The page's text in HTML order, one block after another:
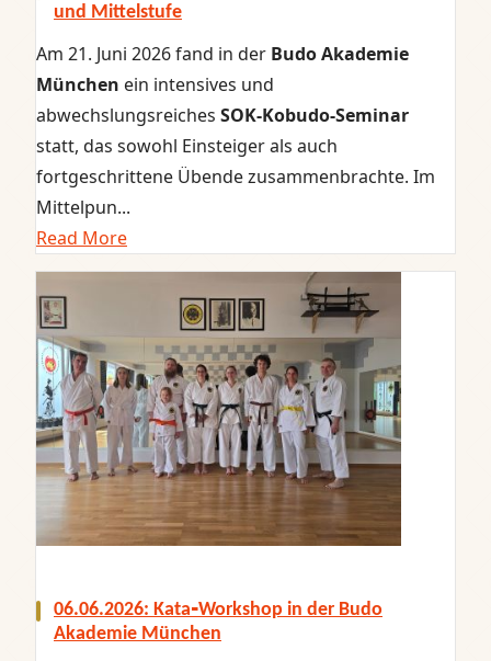
und Mittelstufe
Am 21. Juni 2026 fand in der Budo Akademie
München ein intensives und
abwechslungsreiches SOK‑Kobudo‑Seminar
statt, das sowohl Einsteiger als auch
fortgeschrittene Übende zusammenbrachte. Im
Mittelpun...
Read More
06.06.2026: Kata‑Workshop in der Budo
Akademie München